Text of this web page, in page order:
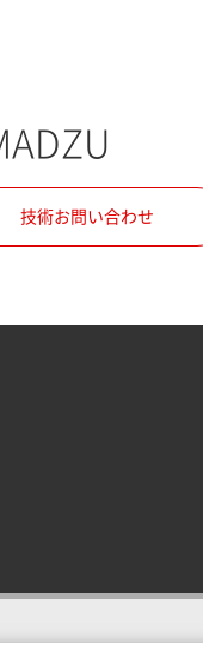
の登録を
技術お問い合わせ